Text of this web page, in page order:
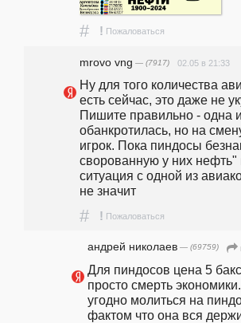
# ! Пожаловаться
mrovo vng — (7917) 02.05 в 21:33
Ну для того количества
есть сейчас, это даже не
Пишите правильно - одна
обанкротилась, но на
игрок. Пока пиндосы
сворованную у них нефть"
ситуация с одной из
не значит
# ! Пожаловаться
андpeй николаев — (69759)
Для пиндосов цена 5
просто смерть
угодно молиться на
фактом что она вся